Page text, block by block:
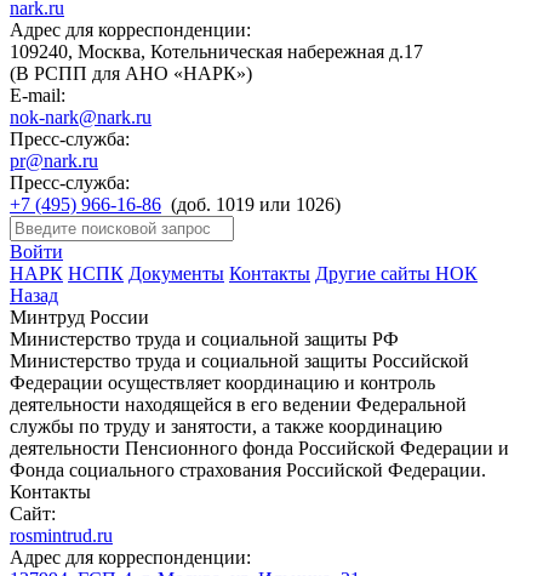
nark.ru
Адрес для корреспонденции:
109240, Москва, Котельническая набережная д.17
(В РСПП для АНО «НАРК»)
E-mail:
nok-nark@nark.ru
Пресс-служба:
pr@nark.ru
Пресс-служба:
+7 (495) 966-16-86 (доб. 1019 или 1026)
Войти
НАРК НСПК Документы Контакты Другие сайты НОК
Назад
Минтруд России
Министерство труда и социальной защиты РФ
Министерство труда и социальной защиты Российской
Федерации осуществляет координацию и контроль
деятельности находящейся в его ведении Федеральной
службы по труду и занятости, а также координацию
деятельности Пенсионного фонда Российской Федерации и
Фонда социального страхования Российской Федерации.
Контакты
Сайт:
rosmintrud.ru
Адрес для корреспонденции: